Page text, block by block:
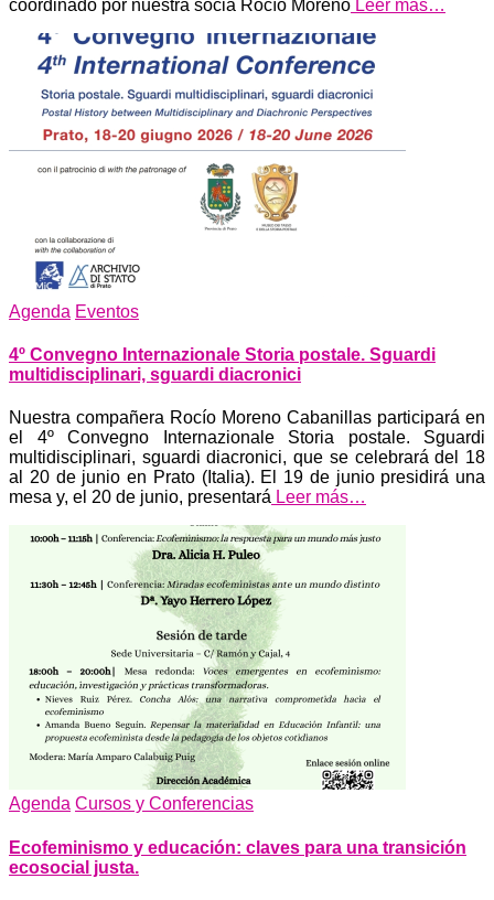
coordinado por nuestra socia Rocío Moreno Leer más…
Agenda Eventos
4º Convegno Internazionale Storia postale. Sguardi
multidisciplinari, sguardi diacronici
Nuestra compañera Rocío Moreno Cabanillas participará en
el 4º Convegno Internazionale Storia postale. Sguardi
multidisciplinari, sguardi diacronici, que se celebrará del 18
al 20 de junio en Prato (Italia). El 19 de junio presidirá una
mesa y, el 20 de junio, presentará Leer más…
Agenda Cursos y Conferencias
Ecofeminismo y educación: claves para una transición
ecosocial justa.